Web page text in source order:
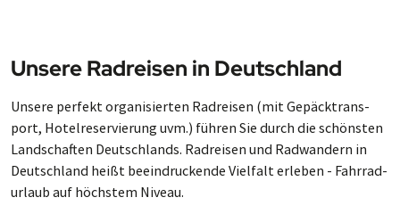
Unsere Radreisen in Deutschland
Unsere perfekt or­ga­ni­sier­ten Rad­rei­sen (mit Ge­päck­trans­
port, Ho­tel­re­ser­vie­rung uvm.) füh­ren Sie durch die schöns­ten
Land­schaf­ten Deutsch­lands. Rad­reisen und Rad­wan­dern in
Deutsch­land heißt be­ein­dru­cken­de Viel­falt er­le­ben - Fahr­rad­
ur­laub auf höchs­tem Ni­veau.